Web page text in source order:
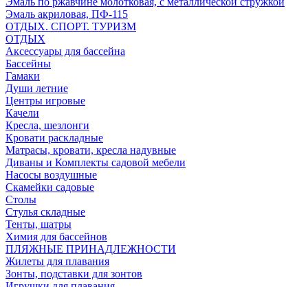
Эмаль акриловая, ПФ-115
ОТДЫХ. СПОРТ. ТУРИЗМ
ОТДЫХ
Аксессуары для бассейна
Бассейны
Гамаки
Души летние
Центры игровые
Качели
Кресла, шезлонги
Кровати раскладные
Матрасы, кровати, кресла надувные
Диваны и Комплекты садовой мебели
Насосы воздушные
Скамейки садовые
Столы
Стулья складные
Тенты, шатры
Химия для бассейнов
ПЛЯЖНЫЕ ПРИНАДЛЕЖНОСТИ
Жилеты для плавания
Зонты, подставки для зонтов